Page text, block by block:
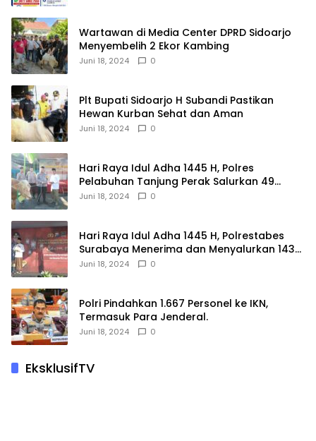
Wartawan di Media Center DPRD Sidoarjo
Menyembelih 2 Ekor Kambing
Juni 18, 2024 0
Plt Bupati Sidoarjo H Subandi Pastikan
Hewan Kurban Sehat dan Aman
Juni 18, 2024 0
Hari Raya Idul Adha 1445 H, Polres
Pelabuhan Tanjung Perak Salurkan 49
Hewan Korban.
Juni 18, 2024 0
Hari Raya Idul Adha 1445 H, Polrestabes
Surabaya Menerima dan Menyalurkan 143
Hewan Kurban
Juni 18, 2024 0
Polri Pindahkan 1.667 Personel ke IKN,
Termasuk Para Jenderal.
Juni 18, 2024 0
EksklusifTV